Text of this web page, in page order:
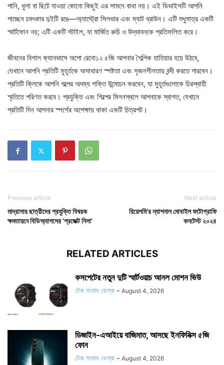
পানি, ধুলা বা ছিটে যাওয়া কোনো কিছুই এর সামনে বাধা নয়। এই ডিভাইসটি আপনি
পাচ্ছেন চমৎকার দুইটি রঙে—অ্যাস্ট্রো সিলভার এবং ম্যাট ব্রাউন। এটি শুধুমাত্র একটি
স্মার্টফোন নয়; এটি একটি স্টাইল, যা মার্জিত রুচি ও উদ্ভাবনকে প্রতিফলিত করে।
জীবনের বিশাল ক্যানভাসে অপো রেনো১২ ৫জি আপনার শৈল্পিক হাতিয়ার হয়ে উঠবে,
যেখানে আপনি প্রতিটি মুহূর্তকে অসাধারণ স্পষ্টতা এবং সৃজনশীলতায় বন্দী করতে পারবেন।
প্রতিটি ক্লিকে আপনি গল্পের অদম্য শক্তি উন্মোচন করবেন, যা মুহূর্তগুলোকে চিরস্থায়ী
স্মৃতিতে পরিণত করবে। প্রযুক্তি এবং শিল্পের মিলনস্থলে আপনাকে স্বাগত, যেখানে
প্রতিটি দিন আপনার স্পর্শের অপেক্ষায় থাকা একটি চিত্রপট।
Previous article
মাদ্রাসার ছাত্রীদের প্রযুক্তি বিষয়ক
ক্ষমতায়নে বিডিঅ্যাপসের ‘প্রজেক্ট নিসা’
Next article
রিয়েলমি’র ন্যাশনাল মোবাইল ফটোগ্রাফি
কনটেস্ট ২০২৪
RELATED ARTICLES
কসপেটের নতুন দুটি স্মার্টওয়াচ আনল মোশন ভিউ
টেক সংবাদ ডেস্ক - August 4, 2026
ডিজাইন-এআইয়ে বাজিমাত, আসছে ইনফিনিক্স ৫জি
ফোন
টেক সংবাদ ডেস্ক - August 4, 2026